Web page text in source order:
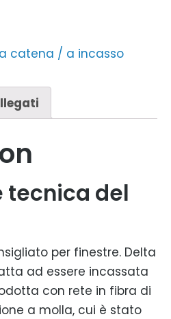
a catena / a incasso
tecnica del
per finestre. Delta
ad essere incassata
con rete in fibra di
a molla, cui è stato